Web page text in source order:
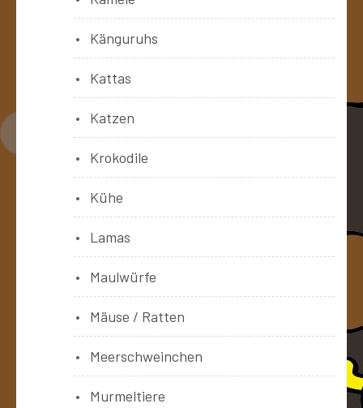
Känguruhs
Kattas
Katzen
Krokodile
Kühe
Lamas
Maulwürfe
Mäuse / Ratten
Meerschweinchen
Murmeltiere